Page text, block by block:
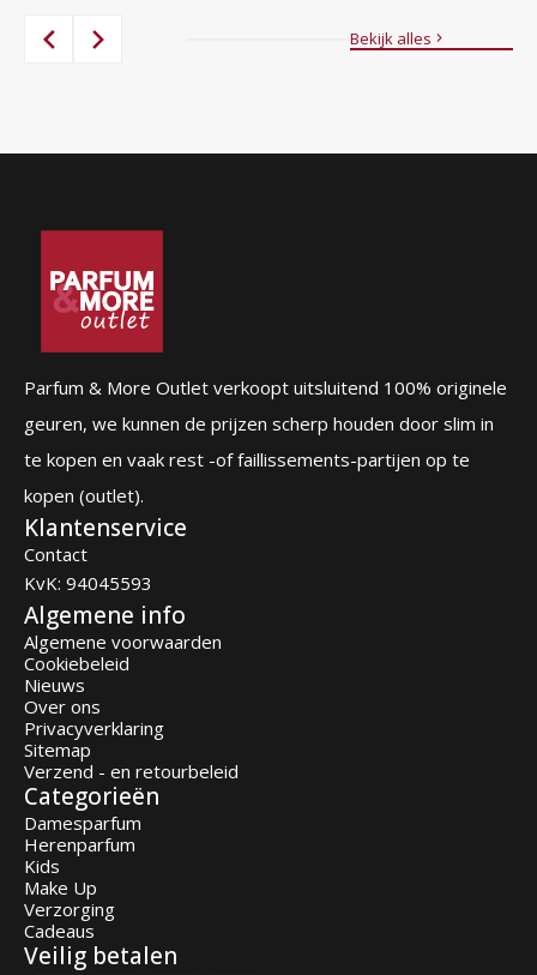
Bekijk alles
Parfum & More Outlet verkoopt uitsluitend 100% originele
geuren, we kunnen de prijzen scherp houden door slim in
te kopen en vaak rest -of faillissements-partijen op te
kopen (outlet).
Klantenservice
Contact
KvK: 94045593
Algemene info
Algemene voorwaarden
Cookiebeleid
Nieuws
Over ons
Privacyverklaring
Sitemap
Verzend - en retourbeleid
Categorieën
Damesparfum
Herenparfum
Kids
Make Up
Verzorging
Cadeaus
Veilig betalen